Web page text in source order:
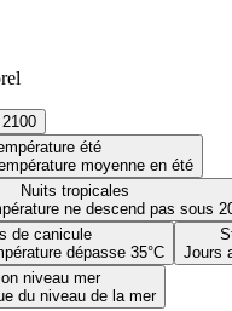
2100
été
moyenne en été
Nuits tropicales
ne descend pas sous
de canicule
dépasse 35°C
Jours
niveau mer
du niveau de la mer